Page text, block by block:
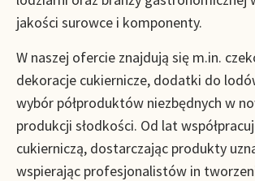
jakości surowce i komponenty.
W naszej ofercie znajdują się m.in.
dekoracje cukiernicze, dodatki do
wybór półproduktów niezbędnych w
produkcji słodkości. Od lat
cukierniczą, dostarczając produkty
wspierając profesjonalistów in